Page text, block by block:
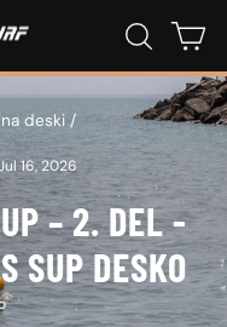
ISKANJE
deski /
16, 2026
– 2. DEL -
SUP DESKO